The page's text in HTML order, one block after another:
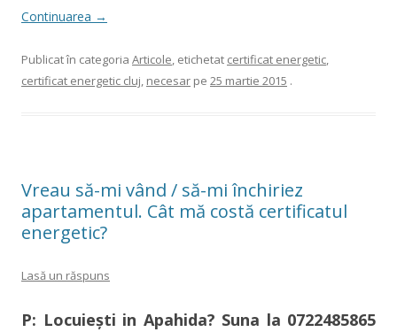
Continuarea →
Publicat în categoria Articole, etichetat certificat energetic,
certificat energetic cluj, necesar pe 25 martie 2015 .
Vreau să-mi vând / să-mi închiriez
apartamentul. Cât mă costă certificatul
energetic?
Lasă un răspuns
P: Locuieşti in Apahida? Suna la 0722485865